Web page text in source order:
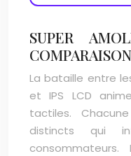
SUPER
La bataille entre
et IPS LCD
tactiles.
distincts qui
consommateurs.